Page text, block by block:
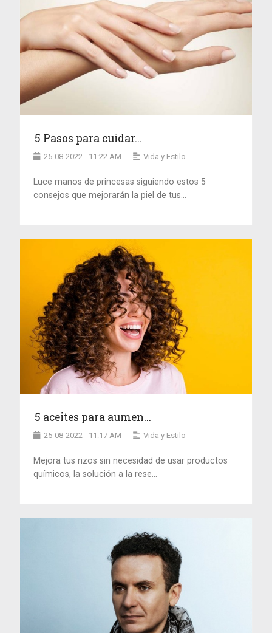
5 Pasos para cuidar...
25-08-2022 - 11:22 AM Vida y Estilo
Luce manos de princesas siguiendo estos 5
consejos que mejorarán la piel de tus...
5 aceites para aumen...
25-08-2022 - 11:17 AM Vida y Estilo
Mejora tus rizos sin necesidad de usar productos
químicos, la solución a la rese...